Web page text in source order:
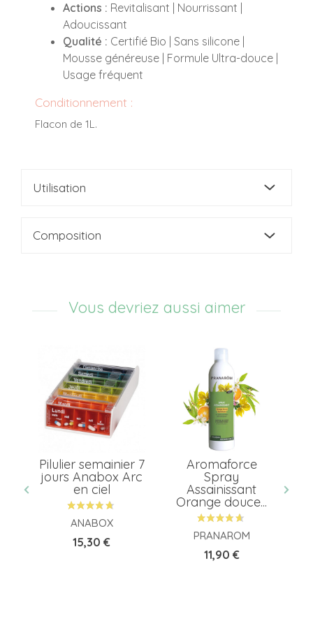
Actions : Revitalisant | Nourrissant |
Adoucissant
Qualité : Certifié Bio | Sans silicone |
Mousse généreuse | Formule Ultra-douce |
Usage fréquent
Conditionnement :
Flacon de 1L.
Utilisation
Composition
Vous devriez aussi aimer
Pilulier semainier 7
jours Anabox Arc
en ciel
ANABOX
Prix
15,30 €
Aromaforce
Spray
Assainissant
Orange douce...
PRANAROM
Prix
11,90 €